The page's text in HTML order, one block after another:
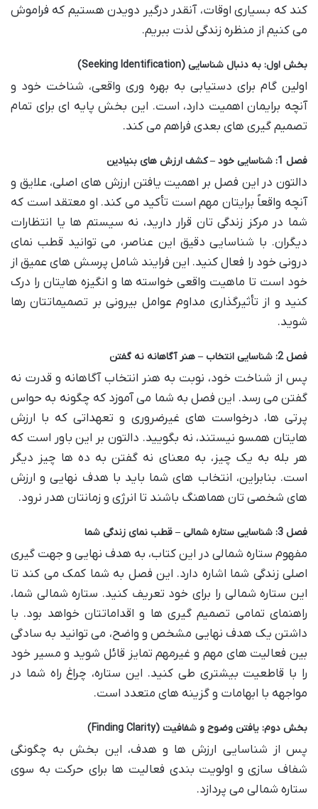
کند که بسیاری اوقات، آنقدر درگیر دویدن هستیم که فراموش
می کنیم از منظره زندگی لذت ببریم.
بخش اول: به دنبال شناسایی (Seeking Identification)
اولین گام برای دستیابی به بهره وری واقعی، شناخت خود و
آنچه برایمان اهمیت دارد، است. این بخش پایه ای برای تمام
تصمیم گیری های بعدی فراهم می کند.
فصل 1: شناسایی خود – کشف ارزش های بنیادین
دالتون در این فصل بر اهمیت یافتن ارزش های اصلی، علایق و
آنچه واقعاً برایتان مهم است تأکید می کند. او معتقد است که
شما در مرکز زندگی تان قرار دارید، نه سیستم ها یا انتظارات
دیگران. با شناسایی دقیق این عناصر، می توانید قطب نمای
درونی خود را فعال کنید. این فرایند شامل پرسش های عمیق از
خود است تا ماهیت واقعی خواسته ها و انگیزه هایتان را درک
کنید و از تأثیرگذاری مداوم عوامل بیرونی بر تصمیماتتان رها
شوید.
فصل 2: شناسایی انتخاب – هنر آگاهانه نه گفتن
پس از شناخت خود، نوبت به هنر انتخاب آگاهانه و قدرت نه
گفتن می رسد. این فصل به شما می آموزد که چگونه به حواس
پرتی ها، درخواست های غیرضروری و تعهداتی که با ارزش
هایتان همسو نیستند، نه بگویید. دالتون بر این باور است که
هر بله به یک چیز، به معنای نه گفتن به ده ها چیز دیگر
است. بنابراین، انتخاب های شما باید با هدف نهایی و ارزش
های شخصی تان هماهنگ باشند تا انرژی و زمانتان هدر نرود.
فصل 3: شناسایی ستاره شمالی – قطب نمای زندگی شما
مفهوم ستاره شمالی در این کتاب، به هدف نهایی و جهت گیری
اصلی زندگی شما اشاره دارد. این فصل به شما کمک می کند تا
این ستاره شمالی را برای خود تعریف کنید. ستاره شمالی شما،
راهنمای تمامی تصمیم گیری ها و اقداماتتان خواهد بود. با
داشتن یک هدف نهایی مشخص و واضح، می توانید به سادگی
بین فعالیت های مهم و غیرمهم تمایز قائل شوید و مسیر خود
را با قاطعیت بیشتری طی کنید. این ستاره، چراغ راه شما در
مواجهه با ابهامات و گزینه های متعدد است.
بخش دوم: یافتن وضوح و شفافیت (Finding Clarity)
پس از شناسایی ارزش ها و هدف، این بخش به چگونگی
شفاف سازی و اولویت بندی فعالیت ها برای حرکت به سوی
ستاره شمالی می پردازد.